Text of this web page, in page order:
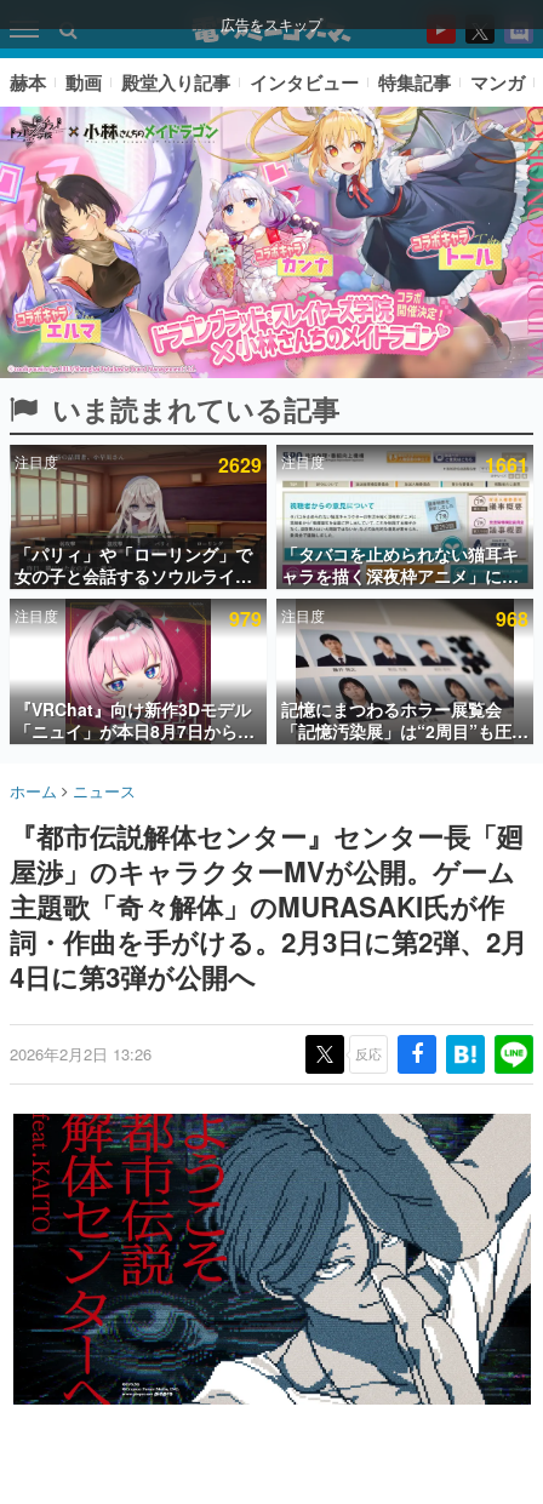
広告をスキップ
ピックアップ
電ファミのいま読まれている記事ランキング
アプリセール情報
インタビュー
連載・特集一覧
殿堂入り記事
SNS拡散数が数千以上！ ページビュー数万以上！ などな
ど。多くの人々に読まれた、電ファミ渾身の“殿堂入り”記
事をまとめました。
名作ゲームクリエイターの方々に製作時のエピソードをお
きます。
赫本
この物語を解いてはいけない。『赫本』は、〈試験問題〉
の形をした短編ホラー小説集です。
新世代に訊く
これからのデジタルゲーム市場を担う若きクリエイター達
ゲーム世代の作家たち
ゲームに多大な影響を受けた作家さんに取材し、ゲームが
画です。
日本モバイルゲーム産業史
日本のモバイルゲーム史における主要なトピック・タイト
ルを網羅するほか、開発者へのインタビューや識者による
解説を掲載。約20年の歴史が一望できる決定版！
若ゲのいたり〜ゲームクリエイターの青春〜
『うつヌケ』『ペンと箸』等で知られるマンガ家・田中圭
一先生によるゲーム業界レポートマンガです。
なんでゲームは面白い？
ゲーム開発者・hamatsu氏がゲームの魅力を画面や操作の
具体的な形から解き明かしていく、硬派で骨太な評論連載
赫本 動画 殿堂入り記事 インタビュー 特集記事 マンガ
いま読まれている記事
注目度 2629
「パリィ」や「ローリング」で
女の子と会話するソウルライク
恋愛ゲーム『小早川さんはソウ
ルライク』無料公開。返事に失
敗すると「YOU DIED」
注目度 1661
「タバコを止められない猫耳キ
ャラを描く深夜枠アニメ」に視
聴者の一部から批判意見。違法
薬物の使用と思しき描写も含め
て、BPOが議論を交わす
注目度 979
『VRChat』向け新作3Dモデル
「ニュイ」が本日8月7日から
BOOTHにて発売。瞳に光る星
わいい
注目度 968
記憶にまつわるホラー展覧会
「記憶汚染展」は“2周目”も圧倒
的におもしろい。自分の記憶
テリーの解決編として【ネタバ
レあり】
ホーム ニュース
『都市伝説解体センター』センター長「廻
屋渉」のキャラクターMVが公開。ゲーム
主題歌「奇々解体」のMURASAKI氏が作
詞・作曲を手がける。2月3日に第2弾、2月
4日に第3弾が公開へ
2026年2月2日 13:26 反応